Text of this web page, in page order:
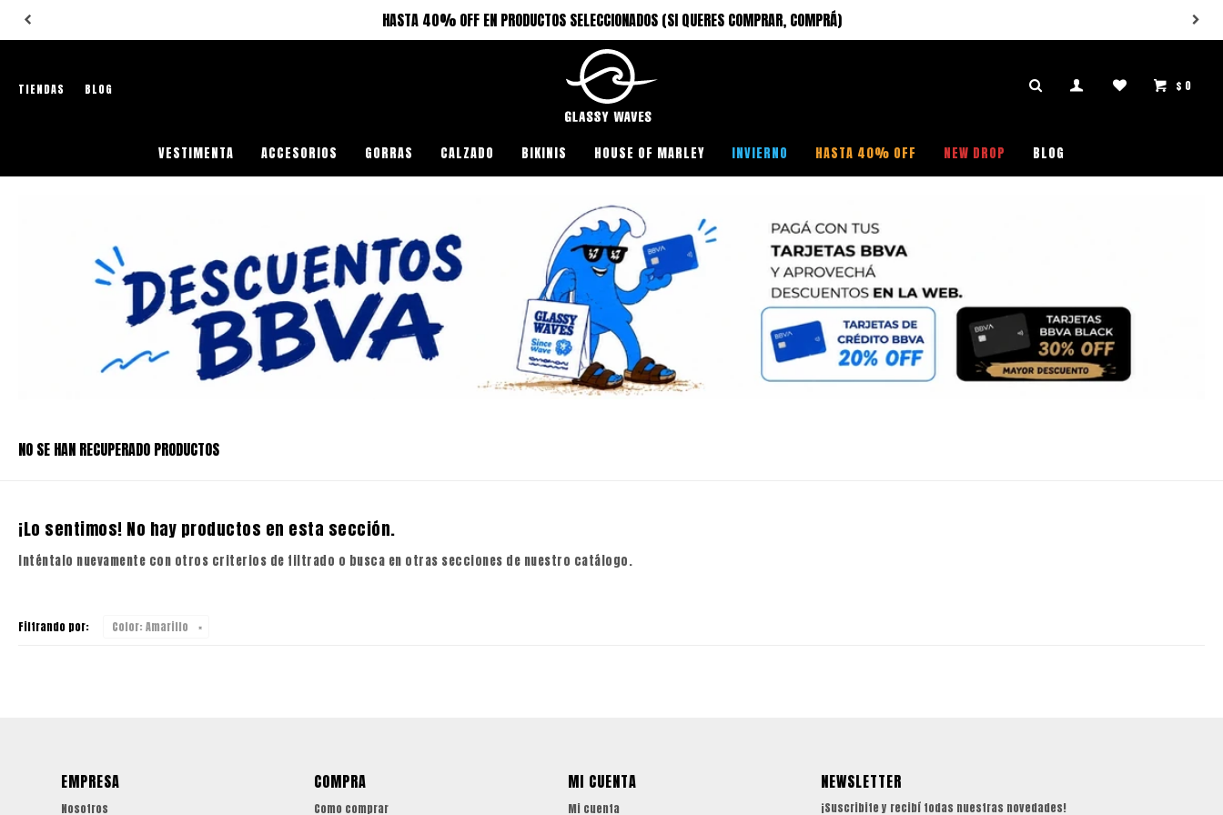
HASTA 40% OFF EN PRODUCTOS SELECCIONADOS (SI QUERES COMPRAR, COMPRÁ)
VESTIMENTA ACCESORIOS GORRAS CALZADO BIKINIS HOUSE OF MARLEY INVIERNO HASTA 40% OFF NEW DROP BLOG
 $ 0
TIENDAS BLOG
NO SE HAN RECUPERADO PRODUCTOS
¡Lo sentimos! No hay productos en esta sección.
Inténtalo nuevamente con otros criterios de filtrado o busca en otras secciones de nuestro catálogo.
Filtrando por: Color: Amarillo
EMPRESA
Nosotros
COMPRA
Como comprar
MI CUENTA
Mi cuenta
NEWSLETTER
¡Suscribite y recibí todas nuestras novedades!